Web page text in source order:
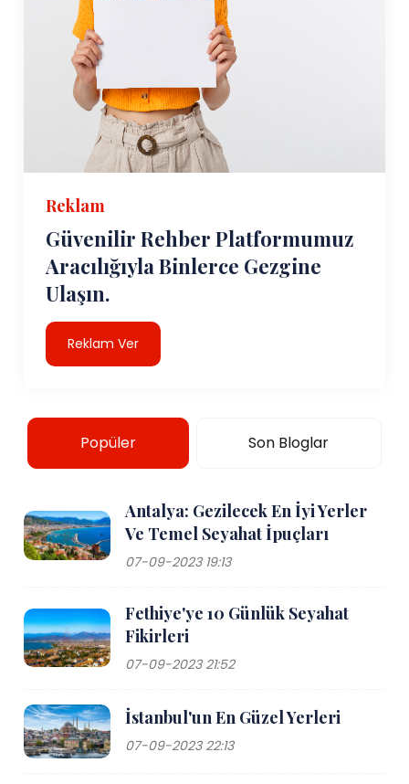
Reklam
Güvenilir Rehber Platformumuz
Aracılığıyla Binlerce Gezgine
Ulaşın.
Reklam Ver
Popüler Son Bloglar
Antalya: Gezilecek En İyi Yerler
Ve Temel Seyahat İpuçları
07-09-2023 19:13
Fethiye'ye 10 Günlük Seyahat
Fikirleri
07-09-2023 21:52
İstanbul'un En Güzel Yerleri
07-09-2023 22:13